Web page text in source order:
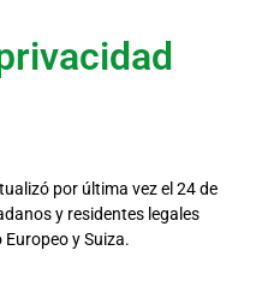
por última vez el 24 de
y residentes legales
y Suiza.